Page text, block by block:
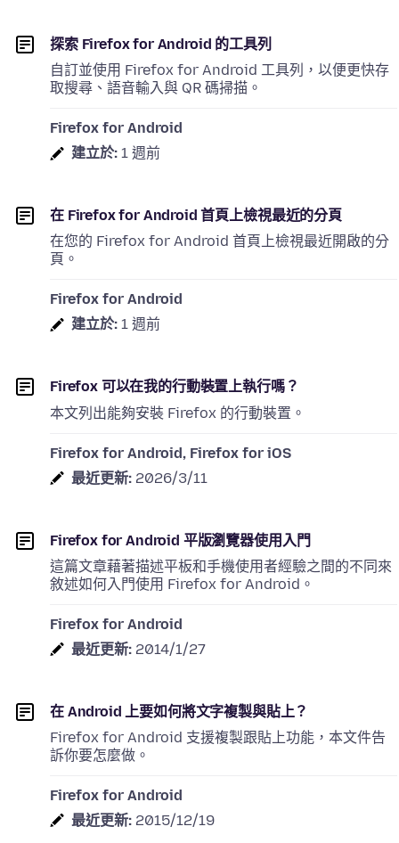
探索 Firefox for Android 的工具列
自訂並使用 Firefox for Android 工具列，以便更快存
取搜尋、語音輸入與 QR 碼掃描。
Firefox for Android
建立於: 1 週前
在 Firefox for Android 首頁上檢視最近的分頁
在您的 Firefox for Android 首頁上檢視最近開啟的分
頁。
Firefox for Android
建立於: 1 週前
Firefox 可以在我的行動裝置上執行嗎？
本文列出能夠安裝 Firefox 的行動裝置。
Firefox for Android, Firefox for iOS
最近更新: 2026/3/11
Firefox for Android 平版瀏覽器使用入門
這篇文章藉著描述平板和手機使用者經驗之間的不同來
敘述如何入門使用 Firefox for Android。
Firefox for Android
最近更新: 2014/1/27
在 Android 上要如何將文字複製與貼上？
Firefox for Android 支援複製跟貼上功能，本文件告
訴你要怎麼做。
Firefox for Android
最近更新: 2015/12/19